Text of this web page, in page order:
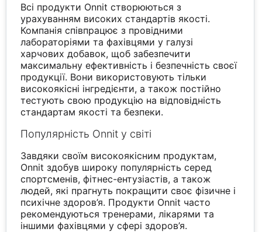
Всі продукти Onnit створюються з
урахуванням високих стандартів якості.
Компанія співпрацює з провідними
лабораторіями та фахівцями у галузі
харчових добавок, щоб забезпечити
максимальну ефективність і безпечність своєї
продукції. Вони використовують тільки
високоякісні інгредієнти, а також постійно
тестують свою продукцію на відповідність
стандартам якості та безпеки.
Популярність Onnit у світі
Завдяки своїм високоякісним продуктам,
Onnit здобув широку популярність серед
спортсменів, фітнес-ентузіастів, а також
людей, які прагнуть покращити своє фізичне і
психічне здоров’я. Продукти Onnit часто
рекомендуються тренерами, лікарями та
іншими фахівцями у сфері здоров’я.